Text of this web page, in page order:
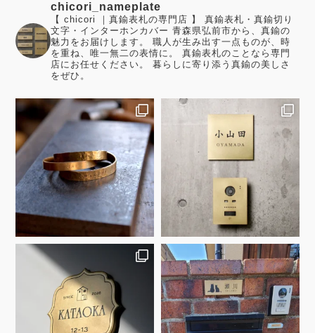
chicori_nameplate
【 chicori ｜真鍮表札の専門店 】 真鍮表札・真鍮切り
文字・インターホンカバー 青森県弘前市から、真鍮の
魅力をお届けします。 職人が生み出す一点ものが、時
を重ね、唯一無二の表情に。 真鍮表札のことなら専門
店にお任せください。 暮らしに寄り添う真鍮の美しさ
をぜひ。